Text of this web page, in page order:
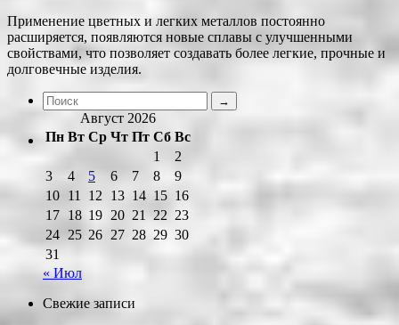
Применение цветных и легких металлов постоянно
расширяется, появляются новые сплавы с улучшенными
свойствами, что позволяет создавать более легкие, прочные и
долговечные изделия.
Август 2026
Пн Вт Ср Чт Пт Сб Вс
1
2
3
4 5 6 7 8
9
10 11 12 13 14 15 16
17 18 19 20 21 22 23
24 25 26 27 28 29 30
31
« Июл
Свежие записи